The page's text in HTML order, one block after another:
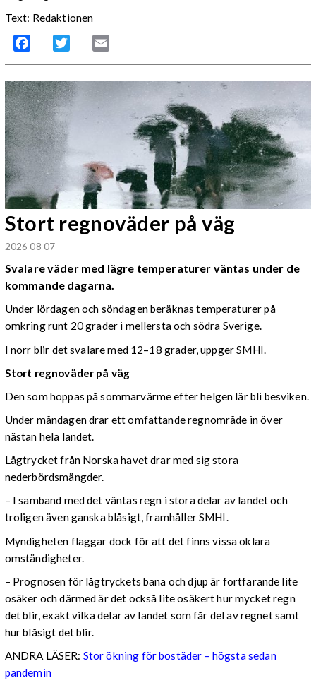
Text: Redaktionen
Facebook Twitter
Stort regnoväder på väg
2026 08 07
Svalare väder med lägre temperaturer väntas under de
kommande dagarna.
Under lördagen och söndagen beräknas temperaturer på
omkring runt 20 grader i mellersta och södra Sverige.
I norr blir det svalare med 12–18 grader, uppger SMHI.
Stort regnoväder på väg
Den som hoppas på sommarvärme efter helgen lär bli besviken.
Under måndagen drar ett omfattande regnområde in över
nästan hela landet.
Lågtrycket från Norska havet drar med sig stora
nederbördsmängder.
– I samband med det väntas regn i stora delar av landet och
troligen även ganska blåsigt, framhåller SMHI.
Myndigheten flaggar dock för att det finns vissa oklara
omständigheter.
– Prognosen för lågtryckets bana och djup är fortfarande lite
osäker och därmed är det också lite osäkert hur mycket regn
det blir, exakt vilka delar av landet som får del av regnet samt
hur blåsigt det blir.
ANDRA LÄSER: Stor ökning för bostäder – högsta sedan
pandemin